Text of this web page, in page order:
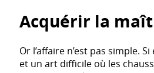
Acquérir la
Or l’affaire n’est pas simple.
et un art difficile où les